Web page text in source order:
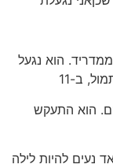
הוא נגעל
ב-11
הוא התעקש
אחה"צ. היה מאד נעים להיות לילה